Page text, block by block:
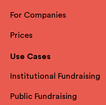
For Companies
Prices
Use Cases
Institutional Fundraising
Public Fundraising